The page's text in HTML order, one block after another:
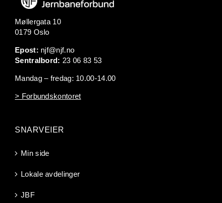
Møllergata 10
0179 Oslo
Epost: njf@njf.no
Sentralbord: 23 06 83 53
Mandag – fredag: 10.00-14.00
> Forbundskontoret
SNARVEIER
Min side
Lokale avdelinger
JBF